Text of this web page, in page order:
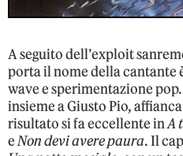
A seguito dell’exploit
porta il nome della cantante
wave e sperimentazione
insieme a Giusto Pio,
risultato si fa eccellente inA
eNon devi avere paura. Il